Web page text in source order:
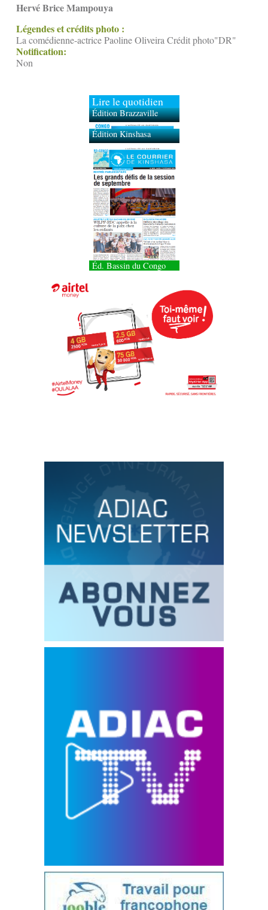
Hervé Brice Mampouya
Légendes et crédits photo :
La comédienne-actrice Paoline Oliveira Crédit photo"DR"
Notification:
Non
Lire le quotidien
Édition Brazzaville
Édition Kinshasa
Éd. Bassin du Congo